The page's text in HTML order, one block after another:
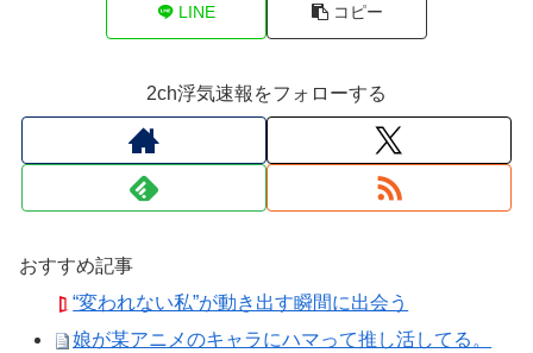
LINE コピー
2ch浮気速報をフォローする
おすすめ記事
“変われない私”が動き出す瞬間に出会う
娘が某アニメのキャラにハマって推し活してる。